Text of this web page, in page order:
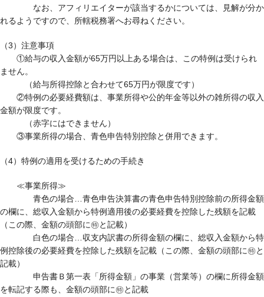
なお、アフィリエイターが該当するかについては、見解が分か
れるようですので、所轄税務署へお尋ねください。
（3）注意事項
①給与の収入金額が65万円以上ある場合は、この特例は受けられ
ません。
（給与所得控除と合わせて65万円が限度です）
②特例の必要経費額は、事業所得や公的年金等以外の雑所得の収入
金額が限度です。
（赤字にはできません）
③事業所得の場合、青色申告特別控除と併用できます。
（4）特例の適用を受けるための手続き
≪事業所得≫
青色の場合…青色申告決算書の青色申告特別控除前の所得金額
の欄に、総収入金額から特例適用後の必要経費を控除した残額を記載
（この際、金額の頭部に㊕と記載）
白色の場合…収支内訳書の所得金額の欄に、総収入金額から特
例控除後の必要経費を控除した残額を記載（この際、金額の頭部に㊕と
記載）
申告書Ｂ第一表「所得金額」の事業（営業等）の欄に所得金額
を転記する際も、金額の頭部に㊕と記載